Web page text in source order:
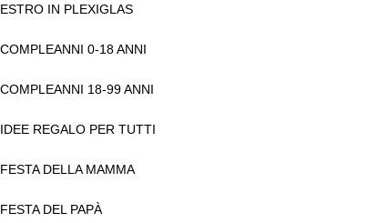
ESTRO IN PLEXIGLAS
COMPLEANNI 0-18 ANNI
COMPLEANNI 18-99 ANNI
IDEE REGALO PER TUTTI
FESTA DELLA MAMMA
FESTA DEL PAPÀ